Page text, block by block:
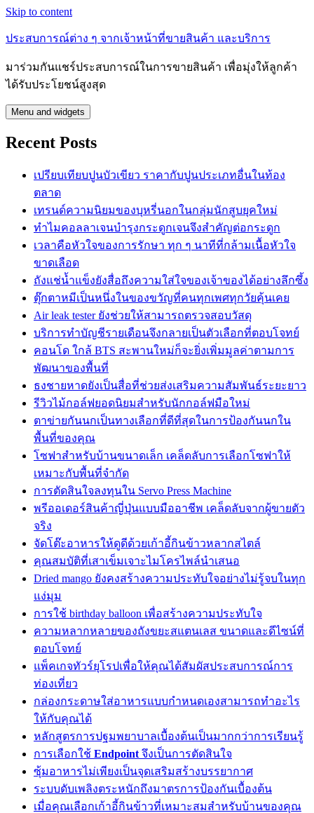
Skip to content
ประสบการณ์ต่าง ๆ จากเจ้าหน้าที่ขายสินค้า และบริการ
มาร่วมกันแชร์ประสบการณ์ในการขายสินค้า เพื่อมุ่งให้ลูกค้า
ได้รับประโยชน์สูงสุด
Menu and widgets
Recent Posts
เปรียบเทียบปูนบัวเขียว ราคากับปูนประเภทอื่นในท้อง
ตลาด
เทรนด์ความนิยมของบุหรี่นอกในกลุ่มนักสูบยุคใหม่
ทำไมคอลลาเจนบำรุงกระดูกเจนจึงสำคัญต่อกระดูก
เวลาคือหัวใจของการรักษา ทุก ๆ นาทีที่กล้ามเนื้อหัวใจ
ขาดเลือด
ถังแช่น้ำแข็งยังสื่อถึงความใส่ใจของเจ้าของได้อย่างลึกซึ้ง
ตุ๊กตาหมีเป็นหนึ่งในของขวัญที่คนทุกเพศทุกวัยคุ้นเคย
Air leak tester ยังช่วยให้สามารถตรวจสอบวัสดุ
บริการทำบัญชีรายเดือนจึงกลายเป็นตัวเลือกที่ตอบโจทย์
คอนโด ใกล้ BTS สะพานใหม่ก็จะยิ่งเพิ่มมูลค่าตามการ
พัฒนาของพื้นที่
ธงชายหาดยังเป็นสื่อที่ช่วยส่งเสริมความสัมพันธ์ระยะยาว
รีวิวไม้กอล์ฟยอดนิยมสำหรับนักกอล์ฟมือใหม่
ตาข่ายกันนกเป็นทางเลือกที่ดีที่สุดในการป้องกันนกใน
พื้นที่ของคุณ
โซฟาสำหรับบ้านขนาดเล็ก เคล็ดลับการเลือกโซฟาให้
เหมาะกับพื้นที่จำกัด
การตัดสินใจลงทุนใน Servo Press Machine
พรีออเดอร์สินค้าญี่ปุ่นแบบมืออาชีพ เคล็ดลับจากผู้ขายตัว
จริง
จัดโต๊ะอาหารให้ดูดีด้วยเก้าอี้กินข้าวหลากสไตล์
คุณสมบัติที่เสาเข็มเจาะไมโครไพล์นำเสนอ
Dried mango ยังคงสร้างความประทับใจอย่างไม่รู้จบในทุก
แง่มุม
การใช้ birthday balloon เพื่อสร้างความประทับใจ
ความหลากหลายของถังขยะสแตนเลส ขนาดและดีไซน์ที่
ตอบโจทย์
แพ็คเกจทัวร์ยุโรปเพื่อให้คุณได้สัมผัสประสบการณ์การ
ท่องเที่ยว
กล่องกระดาษใส่อาหารแบบกำหนดเองสามารถทำอะไร
ให้กับคุณได้
หลักสูตรการปฐมพยาบาลเบื้องต้นเป็นมากกว่าการเรียนรู้
การเลือกใช้ Endpoint จึงเป็นการตัดสินใจ
ซุ้มอาหารไม่เพียงเป็นจุดเสริมสร้างบรรยากาศ
ระบบดับเพลิงตระหนักถึงมาตรการป้องกันเบื้องต้น
เมื่อคุณเลือกเก้าอี้กินข้าวที่เหมาะสมสำหรับบ้านของคุณ